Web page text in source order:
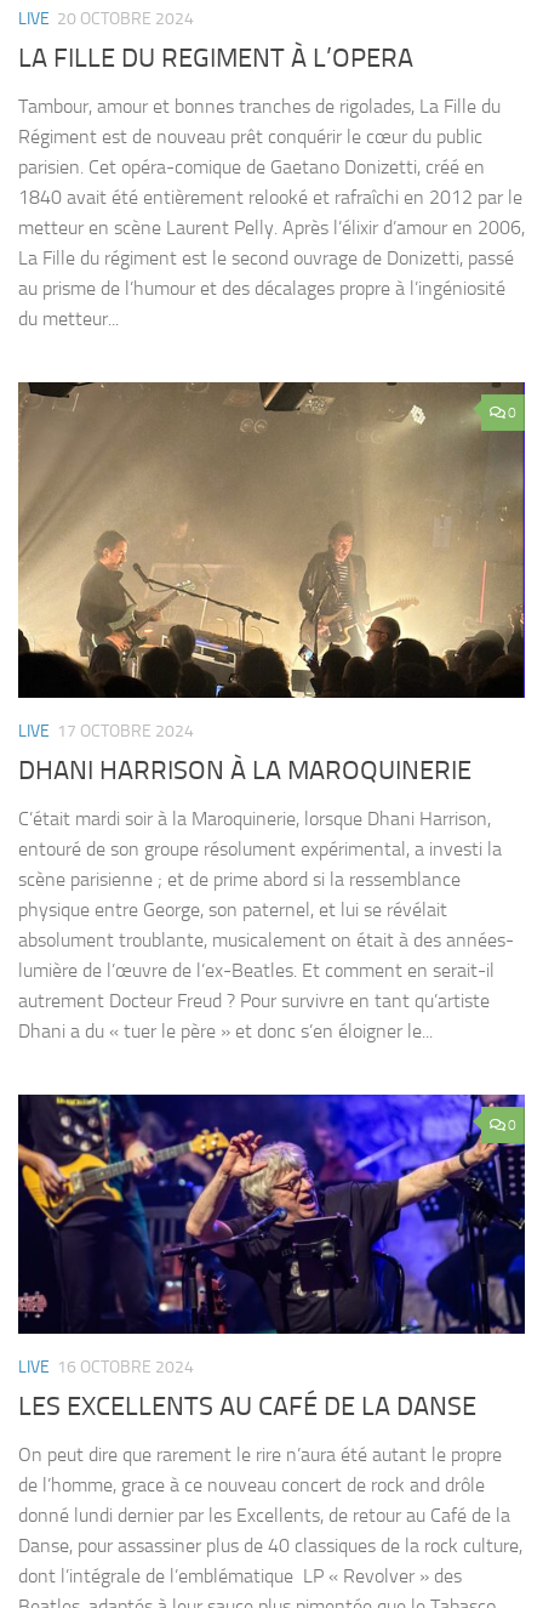
LIVE 20 OCTOBRE 2024
LA FILLE DU REGIMENT À L’OPERA
Tambour, amour et bonnes tranches de rigolades, La Fille du
Régiment est de nouveau prêt conquérir le cœur du public
parisien. Cet opéra-comique de Gaetano Donizetti, créé en
1840 avait été entièrement relooké et rafraîchi en 2012 par le
metteur en scène Laurent Pelly. Après l’élixir d’amour en 2006,
La Fille du régiment est le second ouvrage de Donizetti, passé
au prisme de l’humour et des décalages propre à l’ingéniosité
du metteur...
0
LIVE 17 OCTOBRE 2024
DHANI HARRISON À LA MAROQUINERIE
C’était mardi soir à la Maroquinerie, lorsque Dhani Harrison,
entouré de son groupe résolument expérimental, a investi la
scène parisienne ; et de prime abord si la ressemblance
physique entre George, son paternel, et lui se révélait
absolument troublante, musicalement on était à des années-
lumière de l’œuvre de l’ex-Beatles. Et comment en serait-il
autrement Docteur Freud ? Pour survivre en tant qu’artiste
Dhani a du « tuer le père » et donc s’en éloigner le...
0
LIVE 16 OCTOBRE 2024
LES EXCELLENTS AU CAFÉ DE LA DANSE
On peut dire que rarement le rire n’aura été autant le propre
de l’homme, grace à ce nouveau concert de rock and drôle
donné lundi dernier par les Excellents, de retour au Café de la
Danse, pour assassiner plus de 40 classiques de la rock culture,
dont l’intégrale de l’emblématique LP « Revolver » des